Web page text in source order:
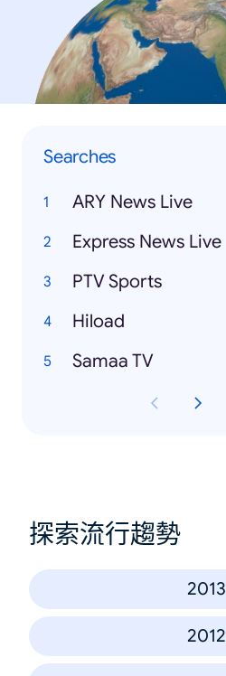
Searches
ARY News Live
Express News Live
PTV Sports
Hiload
Samaa TV
探索流行趨勢
2013
2012